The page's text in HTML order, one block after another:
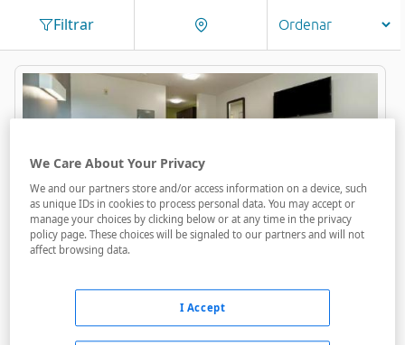
Filtrar
Savannah Suites Chamblee
A menos de 1,05 Km
Parking
We Care About Your Privacy
We and our partners store and/or access information on a device, such
as unique IDs in cookies to process personal data. You may accept or
manage your choices by clicking below or at any time in the privacy
policy page. These choices will be signaled to our partners and will not
affect browsing data.
I Accept